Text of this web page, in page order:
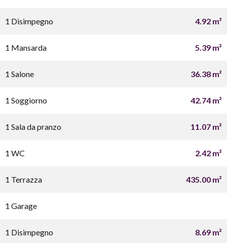
1 Disimpegno 4.92 m²
1 Mansarda 5.39 m²
1 Salone 36.38 m²
1 Soggiorno 42.74 m²
1 Sala da pranzo 11.07 m²
1 WC 2.42 m²
1 Terrazza 435.00 m²
1 Garage
1 Disimpegno 8.69 m²